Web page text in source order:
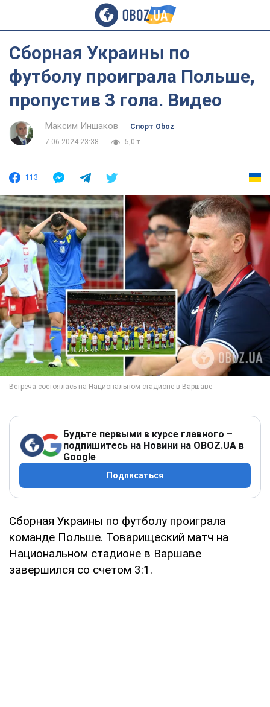
Сборная Украины по
футболу проиграла Польше,
пропустив 3 гола. Видео
Максим Иншаков
Спорт Oboz
7.06.2024 23:38
5,0 т.
113
Будьте первыми в курсе главного –
подпишитесь на Новини на OBOZ.UA в
Google
Подписаться
Сборная Украины по футболу проиграла
команде Польше. Товарищеский матч на
Национальном стадионе в Варшаве
завершился со счетом 3:1.